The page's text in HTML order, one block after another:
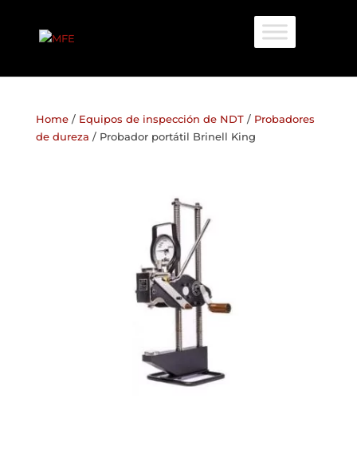
Home/ Equipos de inspección de NDT/ Probadores
de dureza / Probador portátil Brinell King